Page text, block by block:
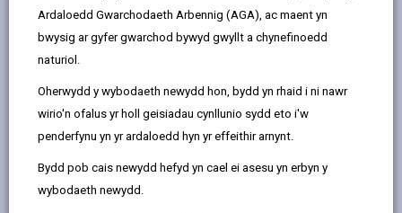
Ardaloedd Gwarchodaeth Arbennig (AGA), ac maent yn
bwysig ar gyfer gwarchod bywyd gwyllt a chynefinoedd
naturiol.
Oherwydd y wybodaeth newydd hon, bydd yn rhaid i ni nawr
wirio'n ofalus yr holl geisiadau cynllunio sydd eto i'w
penderfynu yn yr ardaloedd hyn yr effeithir arnynt.
Bydd pob cais newydd hefyd yn cael ei asesu yn erbyn y
wybodaeth newydd.
Rheoli Maetholion mewn Cynllunio
a Datblygu
Yn yr adran hon
Dalgylchoedd sy'n Sensitif i
Faetholion